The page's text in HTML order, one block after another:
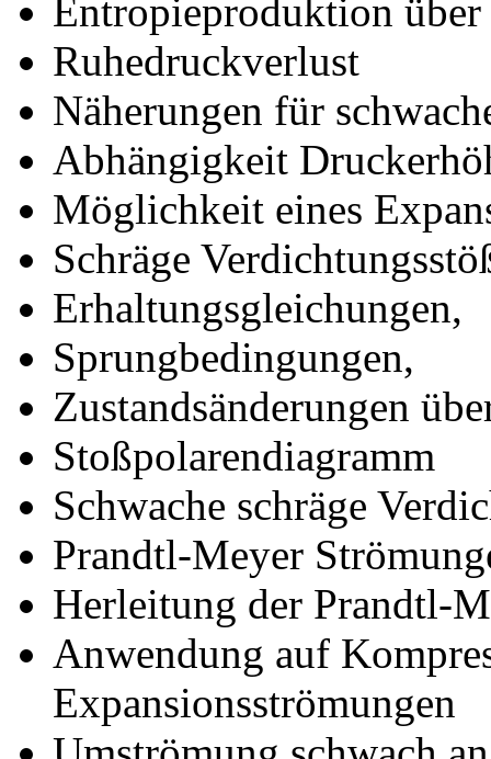
Entropieproduktion über
Ruhedruckverlust
Näherungen für
Abhängigkeit
Möglichkeit eines
Schräge
Erhaltungsgleichungen,
Sprungbedingungen,
Zustandsänderungen
Stoßpolarendiagramm
Schwache schräge
Prandtl-Meyer
Herleitung der Prandtl-
Anwendung auf
Expansionsströmungen